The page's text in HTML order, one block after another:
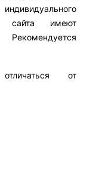
сайта имеют
от